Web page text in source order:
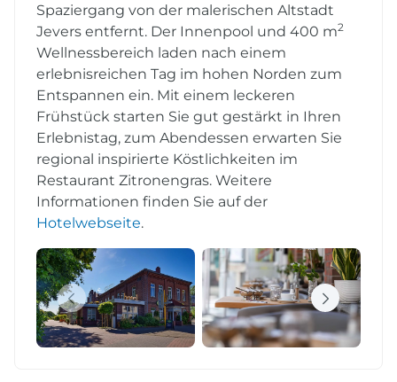
Spaziergang von der malerischen Altstadt
Jevers entfernt. Der Innenpool und 400 m2
Wellnessbereich laden nach einem
erlebnisreichen Tag im hohen Norden zum
Entspannen ein. Mit einem leckeren
Frühstück starten Sie gut gestärkt in Ihren
Erlebnistag, zum Abendessen erwarten Sie
regional inspirierte Köstlichkeiten im
Restaurant Zitronengras. Weitere
Informationen finden Sie auf der
Hotelwebseite.